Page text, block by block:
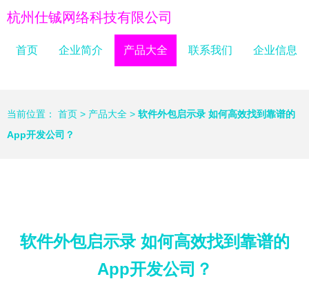
杭州仕铖网络科技有限公司
首页 企业简介 产品大全 联系我们 企业信息
当前位置： 首页 > 产品大全 > 软件外包启示录 如何高效找到靠谱的
App开发公司？
软件外包启示录 如何高效找到靠谱的
App开发公司？